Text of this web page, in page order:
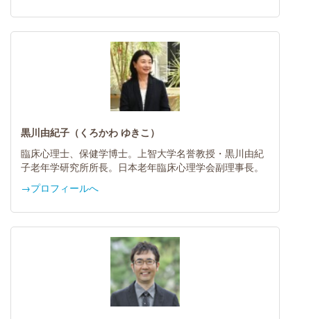
黒川由紀子（くろかわ ゆきこ）
臨床心理士、保健学博士。上智大学名誉教授・黒川由紀
子老年学研究所所長。日本老年臨床心理学会副理事長。
→プロフィールへ